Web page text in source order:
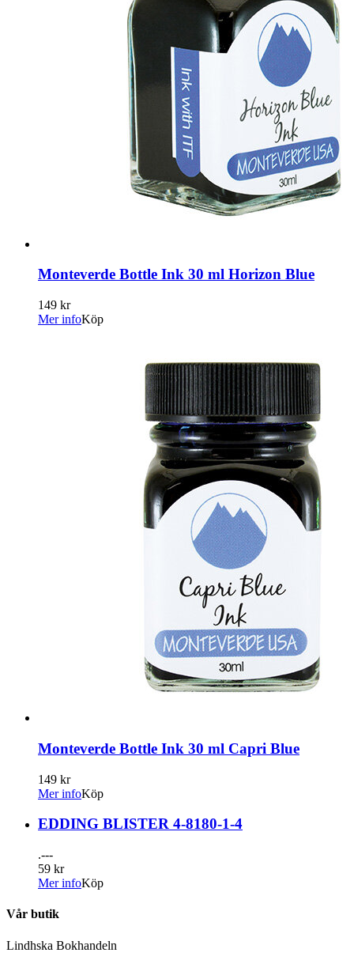
Monteverde Bottle Ink 30 ml Horizon Blue
149 kr
Mer infoKöp
Monteverde Bottle Ink 30 ml Capri Blue
149 kr
Mer infoKöp
EDDING BLISTER 4-8180-1-4
.---
59 kr
Mer infoKöp
Vår butik
Lindhska Bokhandeln